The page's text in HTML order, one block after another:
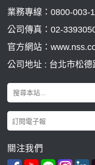
業務專線： 0800-003-
公司傳真：02-
官方網站：
公司地址 : 台北市松
Search
for:
關注我們